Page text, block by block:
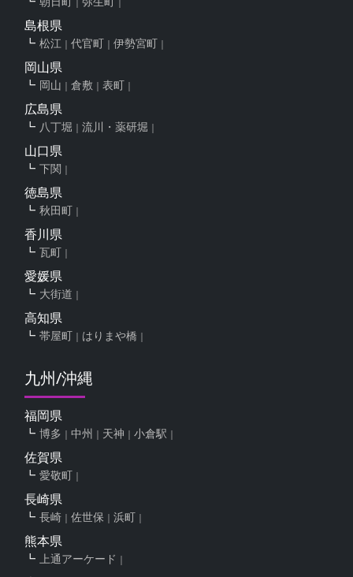
島根県
松江 代官町 伊勢宮町
岡山県
岡山 倉敷 表町
広島県
八丁堀 流川・薬研堀
山口県
下関
徳島県
秋田町
香川県
瓦町
愛媛県
大街道
高知県
帯屋町 はりまや橋
九州/沖縄
福岡県
博多 中州 天神 小倉駅
佐賀県
愛敬町
長崎県
長崎 佐世保 浜町
熊本県
上通アーケード